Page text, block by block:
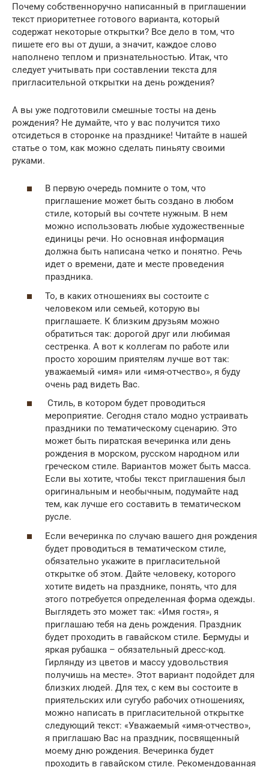
Почему собственноручно написанный в приглашении
текст приоритетнее готового варианта, который
содержат некоторые открытки? Все дело в том, что
пишете его вы от души, а значит, каждое слово
наполнено теплом и признательностью. Итак, что
следует учитывать при составлении текста для
пригласительной открытки на день рождения?
А вы уже подготовили смешные тосты на день
рождения? Не думайте, что у вас получится тихо
отсидеться в сторонке на празднике! Читайте в нашей
статье о том, как можно сделать пиньяту своими
руками.
В первую очередь помните о том, что
приглашение может быть создано в любом
стиле, который вы сочтете нужным. В нем
можно использовать любые художественные
единицы речи. Но основная информация
должна быть написана четко и понятно. Речь
идет о времени, дате и месте проведения
праздника.
То, в каких отношениях вы состоите с
человеком или семьей, которую вы
приглашаете. К близким друзьям можно
обратиться так: дорогой друг или любимая
сестренка. А вот к коллегам по работе или
просто хорошим приятелям лучше вот так:
уважаемый «имя» или «имя-отчество», я буду
очень рад видеть Вас.
Стиль, в котором будет проводиться
мероприятие. Сегодня стало модно устраивать
праздники по тематическому сценарию. Это
может быть пиратская вечеринка или день
рождения в морском, русском народном или
греческом стиле. Вариантов может быть масса.
Если вы хотите, чтобы текст приглашения был
оригинальным и необычным, подумайте над
тем, как лучше его составить в тематическом
русле.
Если вечеринка по случаю вашего дня рождения
будет проводиться в тематическом стиле,
обязательно укажите в пригласительной
открытке об этом. Дайте человеку, которого
хотите видеть на празднике, понять, что для
этого потребуется определенная форма одежды.
Выглядеть это может так: «Имя гостя», я
приглашаю тебя на день рождения. Праздник
будет проходить в гавайском стиле. Бермуды и
яркая рубашка – обязательный дресс-код.
Гирлянду из цветов и массу удовольствия
получишь на месте». Этот вариант подойдет для
близких людей. Для тех, с кем вы состоите в
приятельских или сугубо рабочих отношениях,
можно написать в пригласительной открытке
следующий текст: «Уважаемый «имя-отчество»,
я приглашаю Вас на праздник, посвященный
моему дню рождения. Вечеринка будет
проходить в гавайском стиле. Рекомендованная